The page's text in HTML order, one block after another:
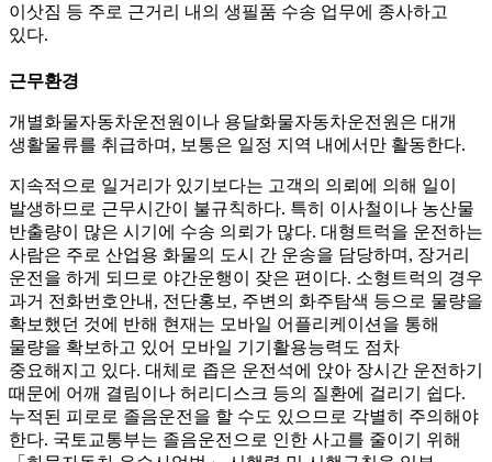
이삿짐 등 주로 근거리 내의 생필품 수송 업무에 종사하고
있다.
근무환경
개별화물자동차운전원이나 용달화물자동차운전원은 대개
생활물류를 취급하며, 보통은 일정 지역 내에서만 활동한다.
지속적으로 일거리가 있기보다는 고객의 의뢰에 의해 일이
발생하므로 근무시간이 불규칙하다. 특히 이사철이나 농산물
반출량이 많은 시기에 수송 의뢰가 많다. 대형트럭을 운전하는
사람은 주로 산업용 화물의 도시 간 운송을 담당하며, 장거리
운전을 하게 되므로 야간운행이 잦은 편이다. 소형트럭의 경우
과거 전화번호안내, 전단홍보, 주변의 화주탐색 등으로 물량을
확보했던 것에 반해 현재는 모바일 어플리케이션을 통해
물량을 확보하고 있어 모바일 기기활용능력도 점차
중요해지고 있다. 대체로 좁은 운전석에 앉아 장시간 운전하기
때문에 어깨 결림이나 허리디스크 등의 질환에 걸리기 쉽다.
누적된 피로로 졸음운전을 할 수도 있으므로 각별히 주의해야
한다. 국토교통부는 졸음운전으로 인한 사고를 줄이기 위해